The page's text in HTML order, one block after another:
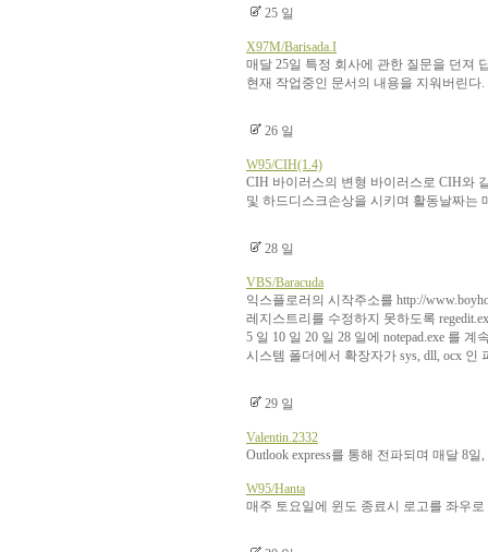
25 일
X97M/Barisada.I
매달 25일 특정 회사에 관한 질문을 던져
현재 작업중인 문서의 내용을 지워버린다.
26 일
W95/CIH(1.4)
CIH 바이러스의 변형 바이러스로 CIH와
및 하드디스크손상을 시키며 활동날짜는
28 일
VBS/Baracuda
익스플로러의 시작주소를 http://
레지스트리를 수정하지 못하도록
5 일 10 일 20 일 28 일에 notepad.exe 를 계
시스템 폴더에서 확장자가 sys, dll, ocx 인
29 일
Valentin.2332
Outlook express를 통해 전파되며 매달 8
W95/Hanta
매주 토요일에 윈도 종료시 로고를 좌우